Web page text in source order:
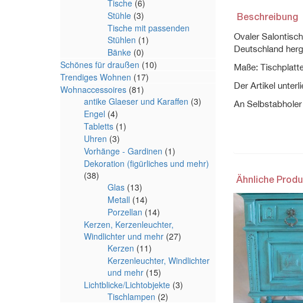
Tische (6)
Stühle (3)
Tische mit passenden
Stühlen (1)
Bänke (0)
Schönes für draußen (10)
Trendiges Wohnen (17)
Wohnaccessoires (81)
antike Glaeser und Karaffen (3)
Engel (4)
Tabletts (1)
Uhren (3)
Vorhänge - Gardinen (1)
Dekoration (figürliches und mehr)
(38)
Glas (13)
Metall (14)
Porzellan (14)
Kerzen, Kerzenleuchter,
Windlichter und mehr (27)
Kerzen (11)
Kerzenleuchter, Windlichter
und mehr (15)
Lichtblicke/Lichtobjekte (3)
Tischlampen (2)
Beschreibung
Ovaler
Deutschland
Maße:
Der Artikel
An
Ähnliche